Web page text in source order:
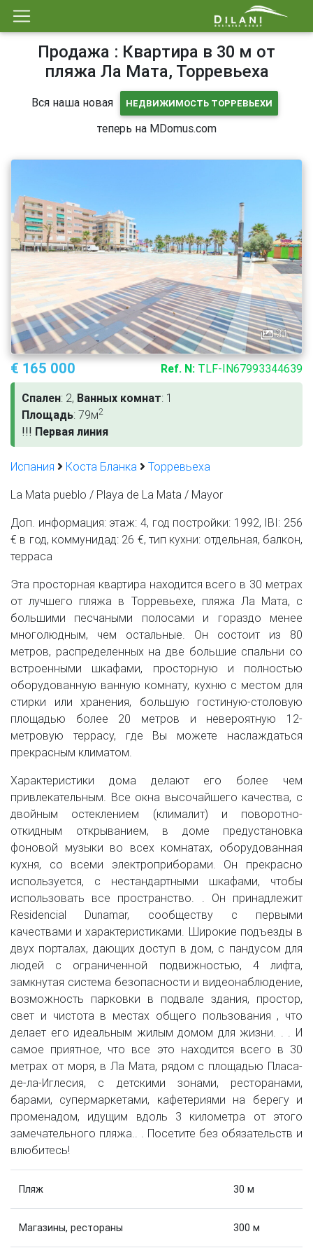
Продажа : Квартира в 30 м от
пляжа Ла Мата, Торревьеха
Вся наша новая НЕДВИЖИМОСТЬ ТОРРЕВЬЕХИ
теперь на MDomus.com
31
€ 165 000 Ref. N: TLF-IN67993344639
Спален: 2, Ванных комнат: 1
Площадь: 79м2
!!! Первая линия
Испания Коста Бланка
Торревьеха
La Mata pueblo / Playa de La Mata / Mayor
Доп. информация: этаж: 4, год постройки: 1992, IBI: 256
€ в год, коммунидад: 26 €, тип кухни: отдельная, балкон,
терраса
Эта просторная квартира находится всего в 30 метрах
от лучшего пляжа в Торревьехе, пляжа Ла Мата, с
большими песчаными полосами и гораздо менее
многолюдным, чем остальные. Он состоит из 80
метров, распределенных на две большие спальни со
встроенными шкафами, просторную и полностью
оборудованную ванную комнату, кухню с местом для
стирки или хранения, большую гостиную-столовую
площадью более 20 метров и невероятную 12-
метровую террасу, где Вы можете наслаждаться
прекрасным климатом.
Характеристики дома делают его более чем
привлекательным. Все окна высочайшего качества, с
двойным остеклением (клималит) и поворотно-
откидным открыванием, в доме предустановка
фоновой музыки во всех комнатах, оборудованная
кухня, со всеми электроприборами. Он прекрасно
используется, с нестандартными шкафами, чтобы
использовать все пространство. . Он принадлежит
Residencial Dunamar, сообществу с первыми
качествами и характеристиками. Широкие подъезды в
двух порталах, дающих доступ в дом, с пандусом для
людей с ограниченной подвижностью, 4 лифта,
замкнутая система безопасности и видеонаблюдение,
возможность парковки в подвале здания, простор,
свет и чистота в местах общего пользования , что
делает его идеальным жилым домом для жизни. . . И
самое приятное, что все это находится всего в 30
метрах от моря, в Ла Мата, рядом с площадью Пласа-
де-ла-Иглесия, с детскими зонами, ресторанами,
барами, супермаркетами, кафетериями на берегу и
променадом, идущим вдоль 3 километра от этого
замечательного пляжа.. . Посетите без обязательств и
влюбитесь!
Пляж 30 м
Магазины, рестораны 300 м